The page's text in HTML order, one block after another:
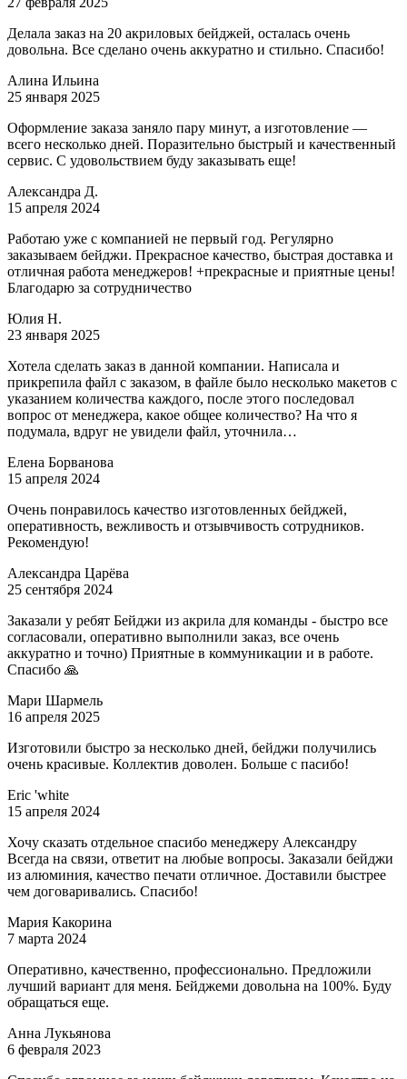
Делала заказ на 20 акриловых бейджей, осталась очень
довольна. Все сделано очень аккуратно и стильно. Спасибо!
Алина Ильина
25 января 2025
Оформление заказа заняло пару минут, а изготовление —
всего несколько дней. Поразительно быстрый и качественный
сервис. С удовольствием буду заказывать еще!
Александра Д.
15 апреля 2024
Работаю уже с компанией не первый год. Регулярно
заказываем бейджи. Прекрасное качество, быстрая доставка и
отличная работа менеджеров! +прекрасные и приятные цены!
Благодарю за сотрудничество
Юлия Н.
23 января 2025
Хотела сделать заказ в данной компании. Написала и
прикрепила файл с заказом, в файле было несколько макетов с
указанием количества каждого, после этого последовал
вопрос от менеджера, какое общее количество? На что я
подумала, вдруг не увидели файл, уточнила…
Елена Борванова
15 апреля 2024
Очень понравилось качество изготовленных бейджей,
оперативность, вежливость и отзывчивость сотрудников.
Рекомендую!
Александра Царёва
25 сентября 2024
Заказали у ребят Бейджи из акрила для команды - быстро все
согласовали, оперативно выполнили заказ, все очень
аккуратно и точно) Приятные в коммуникации и в работе.
Спасибо 🙏
Мари Шармель
16 апреля 2025
Изготовили быстро за несколько дней, бейджи получились
очень красивые. Коллектив доволен. Больше с пасибо!
Eric 'white
15 апреля 2024
Хочу сказать отдельное спасибо менеджеру Александру
Всегда на связи, ответит на любые вопросы. Заказали бейджи
из алюминия, качество печати отличное. Доставили быстрее
чем договаривались. Спасибо!
Мария Какорина
7 марта 2024
Оперативно, качественно, профессионально. Предложили
лучший вариант для меня. Бейджеми довольна на 100%. Буду
обращаться еще.
Анна Лукьянова
6 февраля 2023